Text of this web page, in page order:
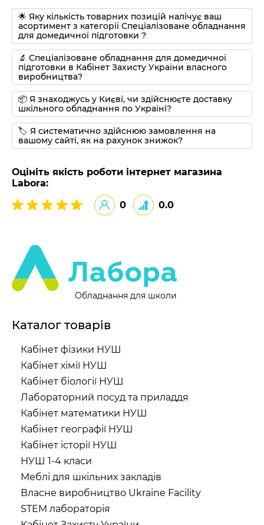
🌟 Яку кількість товарних позицій налічує ваш
асортимент з категорії Спеціалізоване обладнання
для домедичної підготовки ?
🔬 Спеціалізоване обладнання для домедичної
підготовки в Кабінет Захисту України власного
виробництва?
📦 Я знаходжусь у Києві, чи здійснюєте доставку
шкільного обладнання по Україні?
🏷 Я систематично здійснюю замовлення на
вашому сайті, як на рахунок знижок?
Оцініть якість роботи інтернет магазина
Labora:
0
0.0
Обладнання для школи
Каталог товарів
Кабінет фізики НУШ
Кабінет хімії НУШ
Кабінет біології НУШ
Лабораторний посуд та приладдя
Кабінет математики НУШ
Кабінет географії НУШ
Кабінет історії НУШ
НУШ 1-4 класи
Меблі для шкільних закладів
Власне виробництво Ukraine Facility
STEM лабораторія